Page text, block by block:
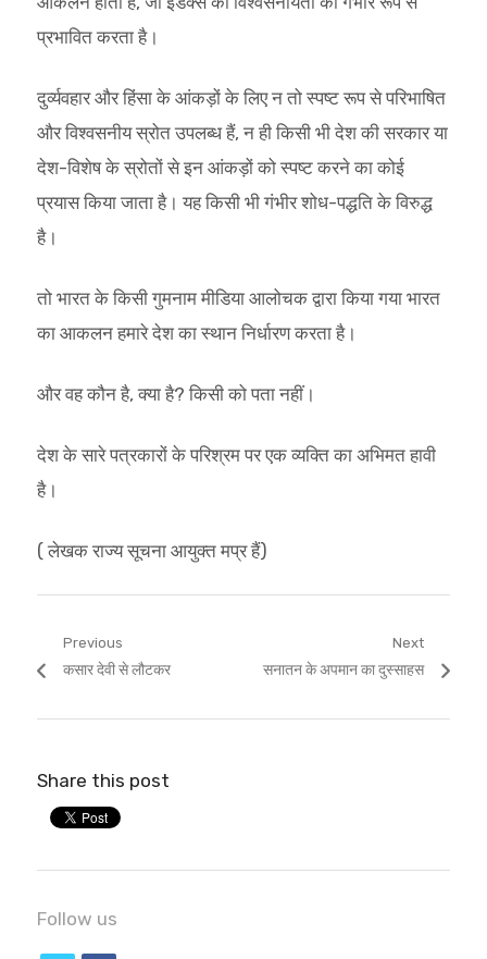
प्रभावित करता है।
दुर्व्यवहार और हिंसा के आंकड़ों के लिए न तो स्पष्ट रूप से परिभाषित
और विश्वसनीय स्रोत उपलब्ध हैं, न ही किसी भी देश की सरकार या
देश-विशेष के स्रोतों से इन आंकड़ों को स्पष्ट करने का कोई
प्रयास किया जाता है। यह किसी भी गंभीर शोध-पद्धति के विरुद्ध
है।
तो भारत के किसी गुमनाम मीडिया आलोचक द्वारा किया गया भारत
का आकलन हमारे देश का स्थान निर्धारण करता है।
और वह कौन है, क्या है? किसी को पता नहीं।
देश के सारे पत्रकारों के परिश्रम पर एक व्यक्ति का अभिमत हावी
है।
( लेखक राज्य सूचना आयुक्त मप्र हैं)
Post
navigation
Previous
Previous
कसार देवी से लौटकर
Next
Next
सनातन के अपमान का दुस्साहस
Share this post
Follow us